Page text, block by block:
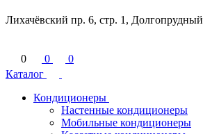
Лихачёвский пр. 6, стр. 1, Долгопрудный
0 0
0
Каталог
Кондиционеры
Настенные кондиционеры
Мобильные кондиционеры